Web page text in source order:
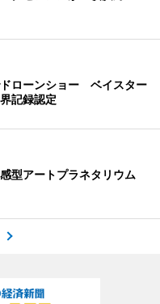
ローンショー ベイスター
記録認定
型アートプラネタリウム